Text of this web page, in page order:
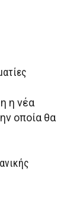
η νέα
οποία θα